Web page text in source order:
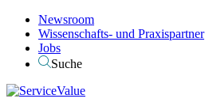
Newsroom
Wissenschafts- und Praxispartner
Jobs
Suche